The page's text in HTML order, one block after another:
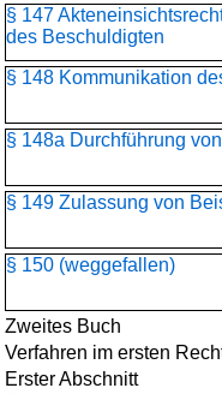
§ 147
des Beschuldigten
§ 148 Kommunikation
§ 148a Durchführung
§ 149 Zulassung von
§ 150 (weggefallen)
Zweites Buch
Verfahren im ersten
Erster Abschnitt